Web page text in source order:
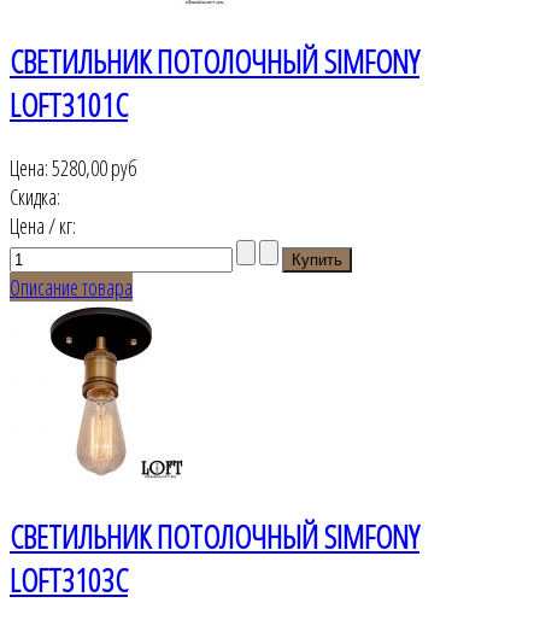
СВЕТИЛЬНИК ПОТОЛОЧНЫЙ SIMFONY
LOFT3101C
Цена:5280,00 руб
Скидка:
Цена / кг:
Описание товара
СВЕТИЛЬНИК ПОТОЛОЧНЫЙ SIMFONY
LOFT3103C